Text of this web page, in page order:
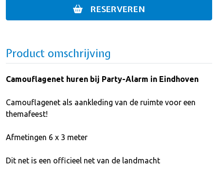
RESERVEREN
Product omschrijving
Camouflagenet huren bij Party-Alarm in Eindhoven
Camouflagenet als aankleding van de ruimte voor een
themafeest!
Afmetingen 6 x 3 meter
Dit net is een officieel net van de landmacht